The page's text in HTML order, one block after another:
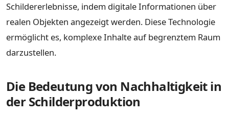
Schildererlebnisse, indem digitale Informationen über
realen Objekten angezeigt werden. Diese Technologie
ermöglicht es, komplexe Inhalte auf begrenztem Raum
darzustellen.
Die Bedeutung von Nachhaltigkeit in
der Schilderproduktion